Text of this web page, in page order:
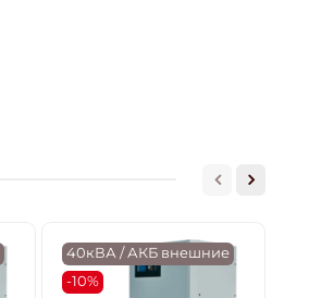
40кВА / АКБ внешние
-10%